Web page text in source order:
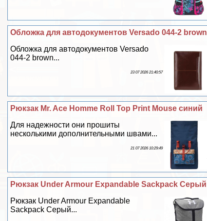
Обложка для автодокументов Versado 044-2 brown
Обложка для автодокументов Versado
044-2 brown...
23 07 2026 21:40:57
Рюкзак Mr. Ace Homme Roll Top Print Mouse синий
Для надежности они прошиты
несколькими дополнительными швами...
21 07 2026 10:29:49
Рюкзак Under Armour Expandable Sackpack Серый
Рюкзак Under Armour Expandable
Sackpack Серый...